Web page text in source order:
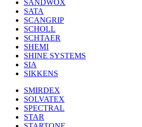
SANDWOX
SATA
SCANGRIP
SCHOLL
SCHTAER
SHEMI
SHINE SYSTEMS
SIA
SIKKENS
SMIRDEX
SOLVATEX
SPECTRAL
STAR